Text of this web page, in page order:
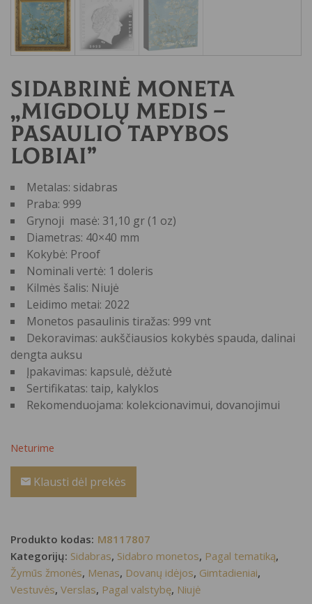
Sidabrinė moneta
„Migdolų medis –
Pasaulio tapybos
lobiai”
Metalas: sidabras
Praba: 999
Grynoji masė: 31,10 gr (1 oz)
Diametras: 40×40 mm
Kokybė: Proof
Nominali vertė: 1 doleris
Kilmės šalis: Niujė
Leidimo metai: 2022
Monetos pasaulinis tiražas: 999 vnt
Dekoravimas: aukščiausios kokybės spauda, dalinai
dengta auksu
Įpakavimas: kapsulė, dėžutė
Sertifikatas: taip, kalyklos
Rekomenduojama: kolekcionavimui, dovanojimui
Neturime
Klausti dėl prekės
Produkto kodas: M8117807
Kategorijų: Sidabras, Sidabro monetos, Pagal tematiką,
Žymūs žmonės, Menas, Dovanų idėjos, Gimtadieniai,
Vestuvės, Verslas, Pagal valstybę, Niujė